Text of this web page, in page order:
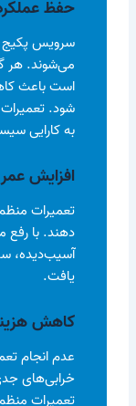
حفظ
سرویس پکیج
می‌شوند. هر
است باعث
شود.
به کارایی
افزایش
تعمیرات
دهند. با
آسیب‌دیده،
یافت.
کاهش
عدم انجام
خرابی‌های
تعمیرات